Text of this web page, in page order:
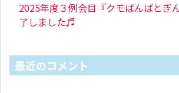
2025年度３例会目『クモばんばとぎ
了しました♬
最近のコメント